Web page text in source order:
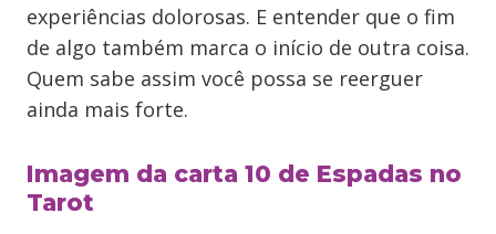
experiências dolorosas. E entender que o fim
de algo também marca o início de outra coisa.
Quem sabe assim você possa se reerguer
ainda mais forte.
Imagem da carta 10 de Espadas no
Tarot